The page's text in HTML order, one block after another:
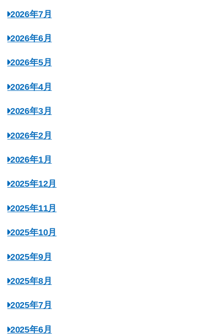
2026年7月
2026年6月
2026年5月
2026年4月
2026年3月
2026年2月
2026年1月
2025年12月
2025年11月
2025年10月
2025年9月
2025年8月
2025年7月
2025年6月